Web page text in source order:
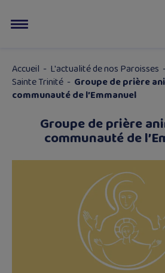
Accueil - L'actualité de nos Paroisses
Sainte Trinité - Groupe de prière
communauté de l’Emmanuel
Groupe de prière
communauté de